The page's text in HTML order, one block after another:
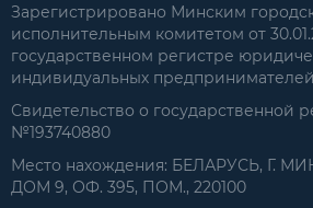
Зарегистрировано Минским
исполнительным комитетом от
государственном регистре
индивидуальных предпринимателей
Свидетельство о государственной
№193740880
Место нахождения: БЕЛАРУСЬ, Г.
ДОМ 9, ОФ. 395, ПОМ., 220100